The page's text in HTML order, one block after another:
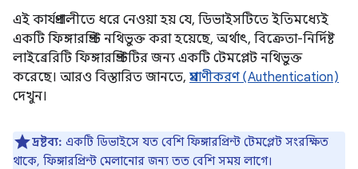
এই কার্যপ্রণালীতে ধরে নেওয়া হয় যে, ডিভাইসটিতে ইতিমধ্যেই
একটি ফিঙ্গারপ্রিন্ট নথিভুক্ত করা হয়েছে, অর্থাৎ, বিক্রেতা-নির্দিষ্ট
লাইব্রেরিটি ফিঙ্গারপ্রিন্টটির জন্য একটি টেমপ্লেট নথিভুক্ত
করেছে। আরও বিস্তারিত জানতে, প্রমাণীকরণ (Authentication)
দেখুন।
দ্রষ্টব্য: একটি ডিভাইসে যত বেশি ফিঙ্গারপ্রিন্ট টেমপ্লেট সংরক্ষিত
থাকে, ফিঙ্গারপ্রিন্ট মেলানোর জন্য তত বেশি সময় লাগে।